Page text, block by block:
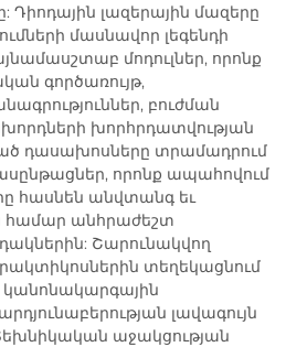
Դիոդային լազերային մազերը
մասնավոր լեգենդի
մոդուլներ, որոնք
գործառույթ,
բուժման
խորհրդատվության
դասախոսները տրամադրում
որոնք ապահովում
հասնեն անվտանգ եւ
համար անհրաժեշտ
Շարունակվող
տեղեկացնում
կանոնակարգային
լավագույն
աջակցության